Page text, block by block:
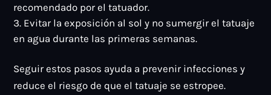
recomendado por el tatuador.
Evitar la exposición al sol y no sumergir el tatuaje
en agua durante las primeras semanas.
Seguir estos pasos ayuda a prevenir infecciones y
reduce el riesgo de que el tatuaje se estropee.